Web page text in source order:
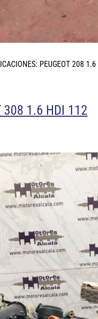
PEUGEOT 208 1.6
308 1.6 HDI 112